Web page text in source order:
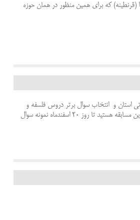
(قرنطینه) که برای همین منظور در همان حوزه
استان و انتخاب سوال برتر دروس فلسفه و
منطق در امتحانات داخلی دیماه سال تحصیلی جاری، در صورتی که علاقمند به شرکت در این مسابقه هستید تا روز 20 اسفندماه نمونه سوال